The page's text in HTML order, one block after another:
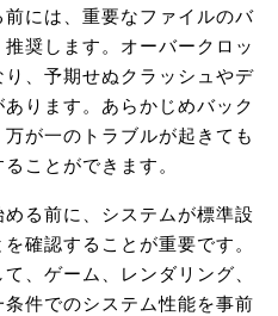
には、重要なファイルのバ
奨します。オーバークロッ
、予期せぬクラッシュやデ
ります。あらかじめバック
が一のトラブルが起きても
ことができます。
る前に、システムが標準設
確認することが重要です。
、ゲーム、レンダリング、
件でのシステム性能を事前